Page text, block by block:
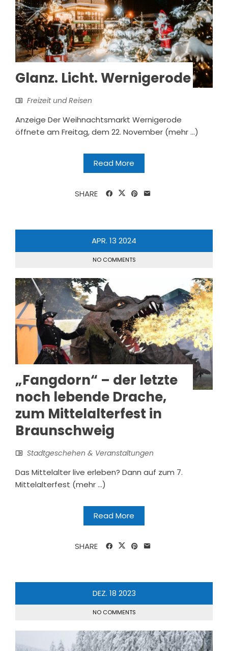
Glanz. Licht. Wernigerode
Freizeit und Reisen
Anzeige Der Weihnachtsmarkt Wernigerode
öffnete am Freitag, dem 22. November (mehr …)
Read More
SHARE
APR. 13 2024
NO COMMENTS
„Fangdorn“ – der letzte
noch lebende Drache,
zum Mittelalterfest in
Braunschweig
Stadtgeschehen & Veranstaltungen
Das Mittelalter live erleben? Dann auf zum 7.
Mittelalterfest (mehr …)
Read More
SHARE
DEZ. 18 2023
NO COMMENTS